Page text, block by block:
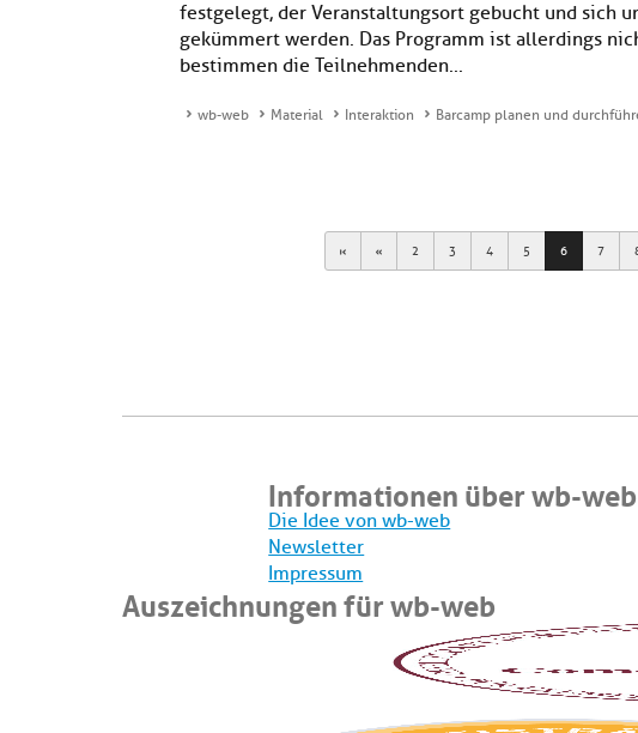
festgelegt, der Veranstaltungsort gebucht und sich
gekümmert werden. Das Programm ist allerdings
bestimmen die Teilnehmenden...
wb-web Material Interaktion Barcamp planen und
First Previous
2 3 4 5 6 7
Informationen über wb-web
Die Idee von wb-web
Newsletter
Impressum
Auszeichnungen für wb-web